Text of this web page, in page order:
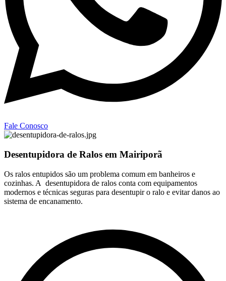
Fale Conosco
Desentupidora de Ralos em Mairiporã
Os ralos entupidos são um problema comum em banheiros e
cozinhas. A desentupidora de ralos conta com equipamentos
modernos e técnicas seguras para desentupir o ralo e evitar danos ao
sistema de encanamento.